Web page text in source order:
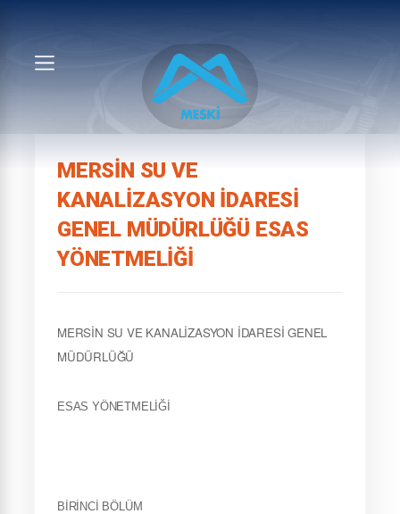
MERSIN SU VE
KANALIZASYON İDARESI
GENEL MÜDÜRLÜĞÜ ESAS
YÖNETMELIĞI
MERSİN SU VE KANALİZASYON İDARESİ GENEL
MÜDÜRLÜĞÜ
ESAS YÖNETMELİĞİ
BİRİNCİ BÖLÜM